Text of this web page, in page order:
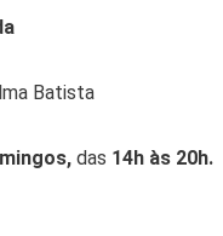
Batista
, das 14h às 20h.